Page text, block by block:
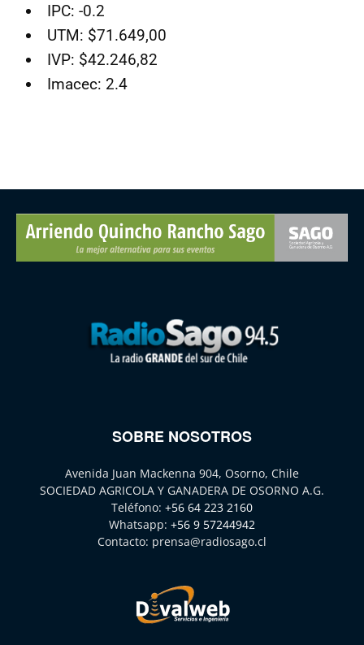
IPC: -0.2
UTM: $71.649,00
IVP: $42.246,82
Imacec: 2.4
SOBRE NOSOTROS
Avenida Juan Mackenna 904, Osorno, Chile
SOCIEDAD AGRICOLA Y GANADERA DE OSORNO A.G.
Teléfono: +56 64 223 2160
Whatsapp: +56 9 57244942
Contacto: prensa@radiosago.cl